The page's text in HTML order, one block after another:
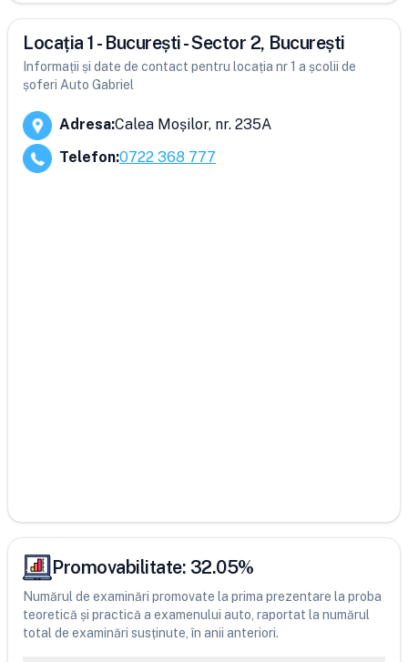
Locația 1 - București - Sector 2, București
Informații și date de contact pentru locația nr 1 a școlii de
șoferi Auto Gabriel
Adresa:Calea Moșilor, nr. 235A
Telefon:0722 368 777
Promovabilitate: 32.05%
Numărul de examinări promovate la prima prezentare la proba
teoretică și practică a examenului auto, raportat la numărul
total de examinări susținute, în anii anteriori.